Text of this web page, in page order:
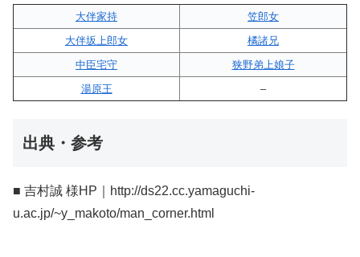
大伴家持
笠郎女
大伴坂上郎女
橘諸兄
中臣宅守
狭野弟上娘子
湯原王
–
出典・参考
■ 吉村誠 様HP｜http://ds22.cc.yamaguchi-
u.ac.jp/~y_makoto/man_corner.html